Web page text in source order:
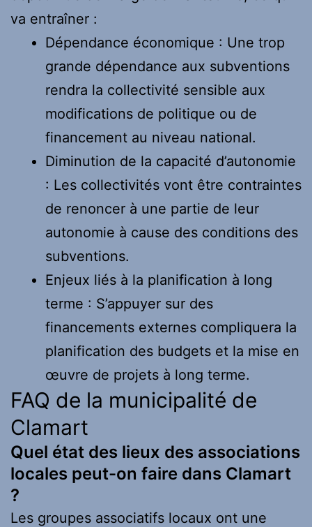
va entraîner :
Dépendance économique : Une trop
grande dépendance aux subventions
rendra la collectivité sensible aux
modifications de politique ou de
financement au niveau national.
Diminution de la capacité d’autonomie
: Les collectivités vont être contraintes
de renoncer à une partie de leur
autonomie à cause des conditions des
subventions.
Enjeux liés à la planification à long
terme : S’appuyer sur des
financements externes compliquera la
planification des budgets et la mise en
œuvre de projets à long terme.
FAQ de la municipalité de
Clamart
Quel état des lieux des associations
locales peut-on faire dans Clamart
?
Les groupes associatifs locaux ont une